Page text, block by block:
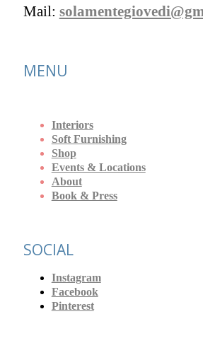
Mail:
MENU
Interiors
Soft Furnishing
Shop
Events & Locations
About
Book & Press
SOCIAL
Instagram
Facebook
Pinterest